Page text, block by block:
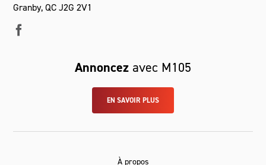
Granby, QC J2G 2V1
Annoncez avec M105
EN SAVOIR PLUS
À propos